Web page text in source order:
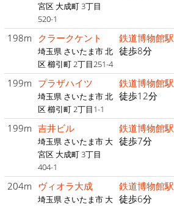
宮区 大成町 3丁目
520-1
198m クラークケント
埼玉県 さいたま市 北
区 櫛引町 2丁目251-4
鉄道博物館駅
徒歩8分
199m プラザハイツ
埼玉県 さいたま市 北
区 櫛引町 2丁目1-1
鉄道博物館駅
徒歩12分
199m 吉井ビル
埼玉県 さいたま市 大
宮区 大成町 3丁目
404-1
鉄道博物館駅
徒歩7分
204m ヴィオラ大成
埼玉県 さいたま市 大
鉄道博物館駅
徒歩6分